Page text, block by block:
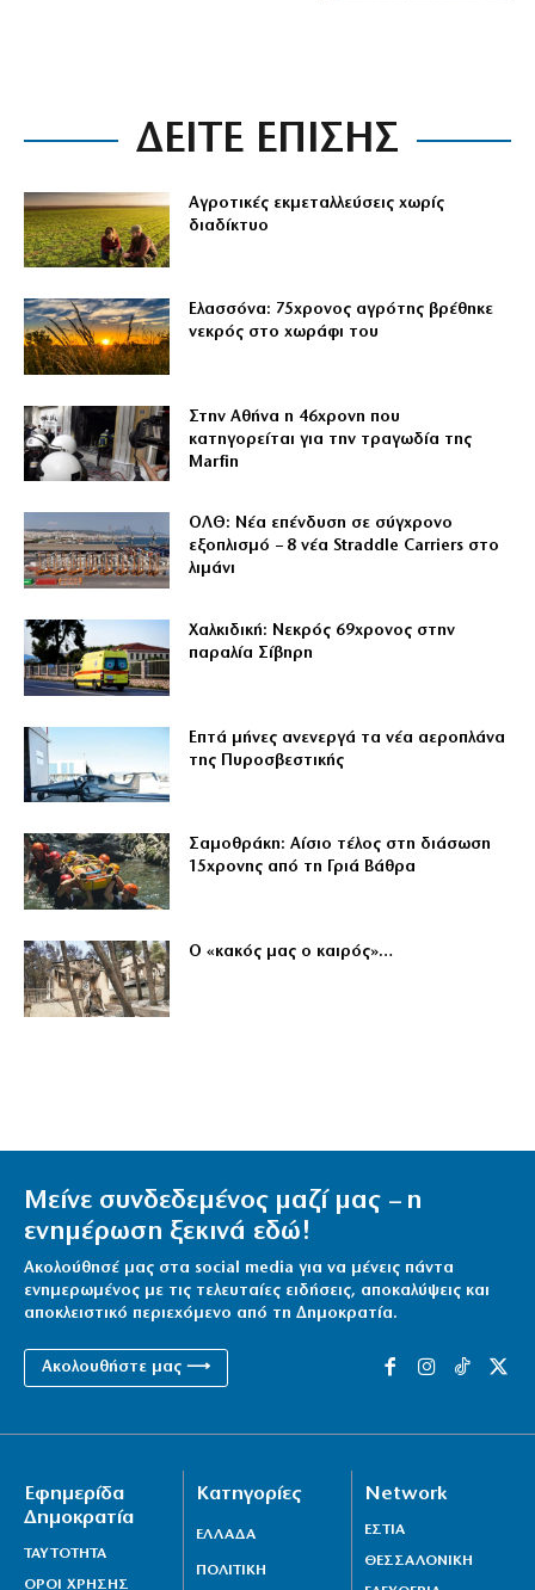
ΔΕΙΤΕ ΕΠΙΣΗΣ
Αγροτικές εκμεταλλεύσεις χωρίς
διαδίκτυο
Ελασσόνα: 75χρονος αγρότης βρέθηκε
νεκρός στο χωράφι του
Στην Αθήνα η 46χρονη που
κατηγορείται για την τραγωδία της
Marfin
ΟΛΘ: Νέα επένδυση σε σύγχρονο
εξοπλισμό – 8 νέα Straddle Carriers στο
λιμάνι
Χαλκιδική: Νεκρός 69χρονος στην
παραλία Σίβηρη
Επτά μήνες ανενεργά τα νέα αεροπλάνα
της Πυροσβεστικής
Σαμοθράκη: Αίσιο τέλος στη διάσωση
15χρονης από τη Γριά Βάθρα
Ο «κακός μας ο καιρός»…
Μείνε συνδεδεμένος μαζί μας – η
ενημέρωση ξεκινά εδώ!
Ακολούθησέ μας στα social media για να μένεις πάντα
ενημερωμένος με τις τελευταίες ειδήσεις, αποκαλύψεις και
αποκλειστικό περιεχόμενο από τη Δημοκρατία.
Ακολουθήστε μας ⟶
Εφημερίδα
Δημοκρατία
ΤΑΥΤΟΤΗΤΑ
ΟΡΟΙ ΧΡΗΣΗΣ
Κατηγορίες
ΕΛΛΑΔΑ
ΠΟΛΙΤΙΚΗ
Network
ΕΣΤΙΑ
ΘΕΣΣΑΛΟΝΙΚΗ